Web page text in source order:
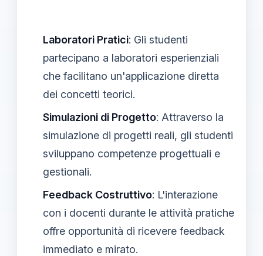
Laboratori Pratici: Gli studenti
partecipano a laboratori esperienziali
che facilitano un'applicazione diretta
dei concetti teorici.
Simulazioni di Progetto: Attraverso la
simulazione di progetti reali, gli studenti
sviluppano competenze progettuali e
gestionali.
Feedback Costruttivo: L'interazione
con i docenti durante le attività pratiche
offre opportunità di ricevere feedback
immediato e mirato.